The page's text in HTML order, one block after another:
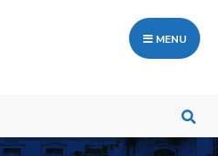
MENU